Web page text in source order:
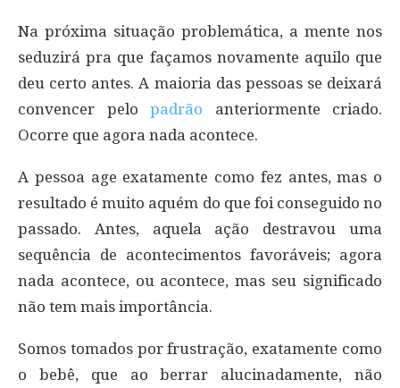
Na próxima situação problemática, a mente nos
seduzirá pra que façamos novamente aquilo que
deu certo antes. A maioria das pessoas se deixará
convencer pelo padrão anteriormente criado.
Ocorre que agora nada acontece.
A pessoa age exatamente como fez antes, mas o
resultado é muito aquém do que foi conseguido no
passado. Antes, aquela ação destravou uma
sequência de acontecimentos favoráveis; agora
nada acontece, ou acontece, mas seu significado
não tem mais importância.
Somos tomados por frustração, exatamente como
o bebê, que ao berrar alucinadamente, não